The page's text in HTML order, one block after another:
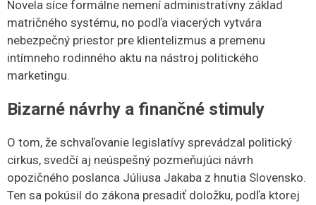
Novela síce formálne nemení administratívny základ
matričného systému, no podľa viacerých vytvára
nebezpečný priestor pre klientelizmus a premenu
intímneho rodinného aktu na nástroj politického
marketingu.
​Bizarné návrhy a finančné stimuly
​O tom, že schvaľovanie legislatívy sprevádzal politický
cirkus, svedčí aj neúspešný pozmeňujúci návrh
opozičného poslanca Júliusa Jakaba z hnutia Slovensko.
Ten sa pokúsil do zákona presadiť doložku, podľa ktorej